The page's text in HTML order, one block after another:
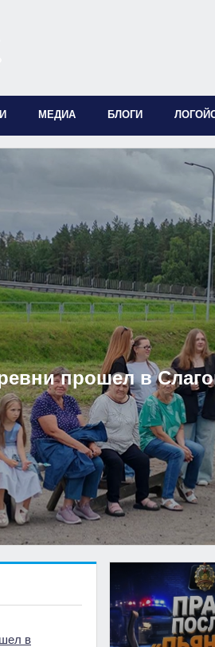
МЕДИА БЛОГИ
прошел в
в